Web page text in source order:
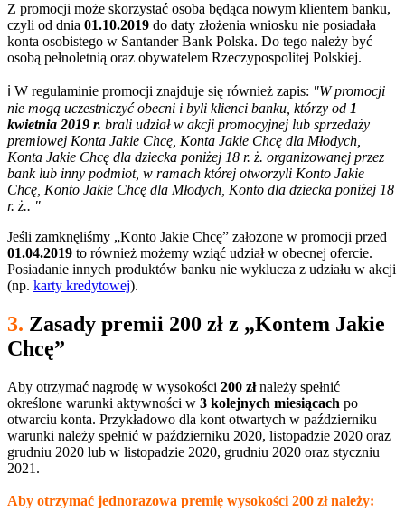
Z promocji może skorzystać osoba będąca nowym klientem banku,
czyli od dnia 01.10.2019 do daty złożenia wniosku nie posiadała
konta osobistego w Santander Bank Polska. Do tego należy być
osobą pełnoletnią oraz obywatelem Rzeczypospolitej Polskiej.
ℹ W regulaminie promocji znajduje się również zapis: "W promocji
nie mogą uczestniczyć obecni i byli klienci banku, którzy od 1
kwietnia 2019 r. brali udział w akcji promocyjnej lub sprzedaży
premiowej Konta Jakie Chcę, Konta Jakie Chcę dla Młodych,
Konta Jakie Chcę dla dziecka poniżej 18 r. ż. organizowanej przez
bank lub inny podmiot, w ramach której otworzyli Konto Jakie
Chcę, Konto Jakie Chcę dla Młodych, Konto dla dziecka poniżej 18
r. ż.. "
Jeśli zamknęliśmy „Konto Jakie Chcę” założone w promocji przed
01.04.2019 to również możemy wziąć udział w obecnej ofercie.
Posiadanie innych produktów banku nie wyklucza z udziału w akcji
(np. karty kredytowej).
3. Zasady premii 200 zł z „Kontem Jakie
Chcę”
Aby otrzymać nagrodę w wysokości 200 złnależy spełnić
określone warunki aktywności w 3 kolejnych miesiącach po
otwarciu konta. Przykładowo dla kont otwartych w październiku
warunki należy spełnić w październiku 2020, listopadzie 2020 oraz
grudniu 2020 lub w listopadzie 2020, grudniu 2020 oraz styczniu
2021.
Aby otrzymać jednorazowa premię wysokości 200 zł należy: